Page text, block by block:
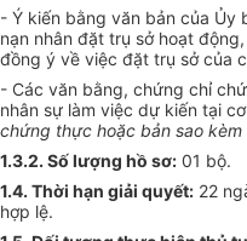
- Ý kiến bằng văn bản của Ủy
nạn nhân đặt trụ sở hoạt
đồng ý về việc đặt trụ sở của
- Các văn bằng, chứng chỉ
nhân sự làm việc dự kiến tại
chứng thực hoặc bản sao
1.3.2. Số lượng hồ sơ: 01 bộ.
1.4. Thời hạn giải quyết: 22
hợp lệ.